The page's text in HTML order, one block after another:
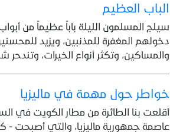
الباب العظيم
سيلج المسلمون الليلة باباً عظيماً من
دخولهم المغفرة للمذنبين، ويزيد
والمساكين، وتكثر أنواع الخيرات،
خواطر حول مهمة في ماليزيا
أقلعت بنا الطائرة من مطار الكويت في
عاصمة جمهورية ماليزيا، والتي أصبحت -